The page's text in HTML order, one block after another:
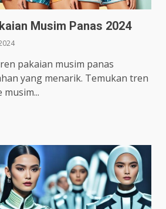
Musim Panas 2024
pakaian musim panas
yang menarik. Temukan tren